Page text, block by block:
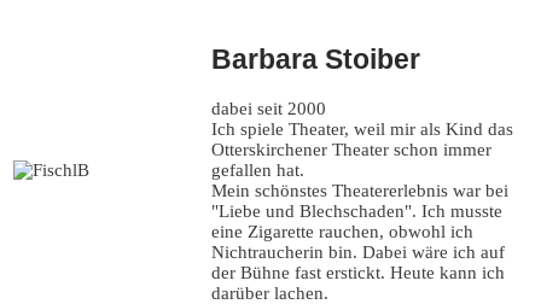
Barbara Stoiber
dabei seit 2000
Ich spiele Theater, weil mir als Kind das
Otterskirchener Theater schon immer
gefallen hat.
Mein schönstes Theatererlebnis war bei
"Liebe und Blechschaden". Ich musste
eine Zigarette rauchen, obwohl ich
Nichtraucherin bin. Dabei wäre ich auf
der Bühne fast erstickt. Heute kann ich
darüber lachen.